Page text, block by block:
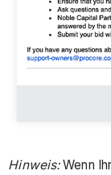
Hinweis:Wenn